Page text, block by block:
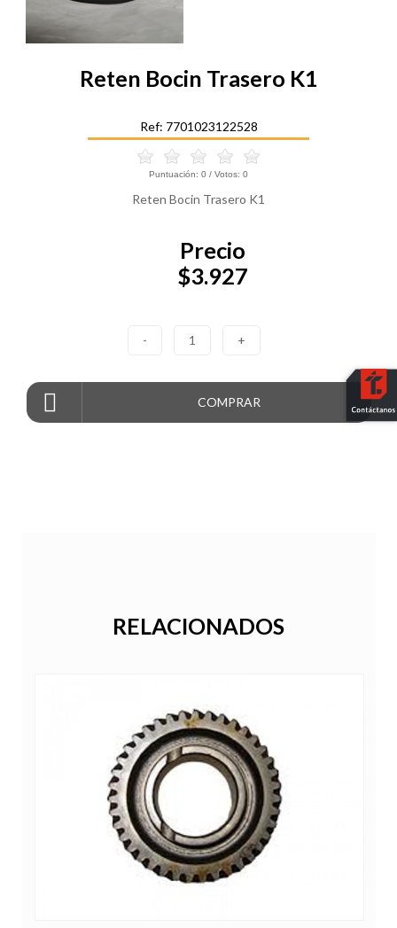
Reten Bocin Trasero K1
Ref: 7701023122528
Puntuación: 0 / Votos: 0
Reten Bocin Trasero K1
Precio
$3.927
- 1 +
COMPRAR
RELACIONADOS